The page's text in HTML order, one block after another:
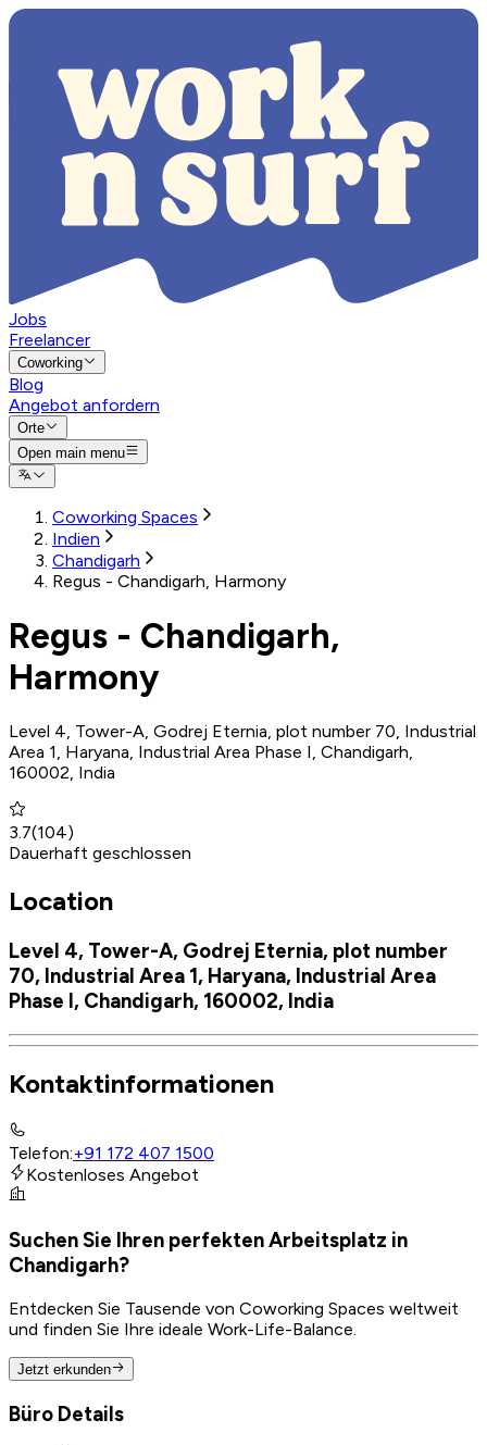
Jobs
Freelancer
Coworking
Blog
Angebot anfordern
Orte
Open main menu
Coworking Spaces
Indien
Chandigarh
Regus - Chandigarh, Harmony
Regus - Chandigarh,
Harmony
Level 4, Tower-A, Godrej Eternia, plot number 70, Industrial
Area 1, Haryana, Industrial Area Phase I, Chandigarh,
160002, India
3.7(104)
Dauerhaft geschlossen
Location
Level 4, Tower-A, Godrej Eternia, plot number
70, Industrial Area 1, Haryana, Industrial Area
Phase I, Chandigarh, 160002, India
Kontaktinformationen
Telefon:+91 172 407 1500
Kostenloses Angebot
Suchen Sie Ihren perfekten Arbeitsplatz in
Chandigarh?
Entdecken Sie Tausende von Coworking Spaces weltweit
und finden Sie Ihre ideale Work-Life-Balance.
Jetzt erkunden
Büro Details